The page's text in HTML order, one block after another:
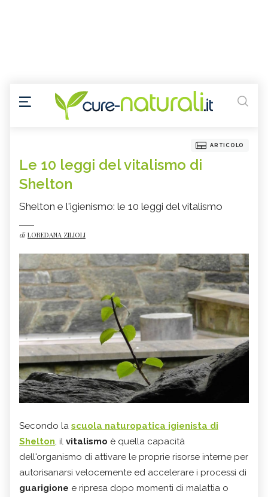
ARTICOLO
Le 10 leggi del vitalismo di
Shelton
Shelton e l'igienismo: le 10 leggi del vitalismo
di LOREDANA ZILIOLI
Secondo la scuola naturopatica igienista di
Shelton, il vitalismo è quella capacità
dell'organismo di attivare le proprie risorse interne per
autorisanarsi velocemente ed accelerare i processi di
guarigione e ripresa dopo momenti di malattia o